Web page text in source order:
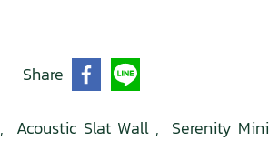
Share
, Acoustic Slat Wall , Serenity Mini